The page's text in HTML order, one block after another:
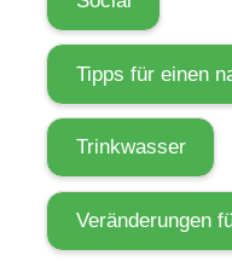
Tipps für einen
Trinkwasser
Veränderungen